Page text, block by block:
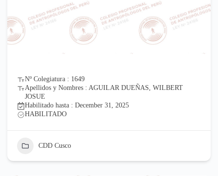
Nº Colegiatura : 1649
Apellidos y Nombres : AGUILAR DUEÑAS, WILBERT
JOSUE
Habilitado hasta : December 31, 2025
HABILITADO
CDD Cusco